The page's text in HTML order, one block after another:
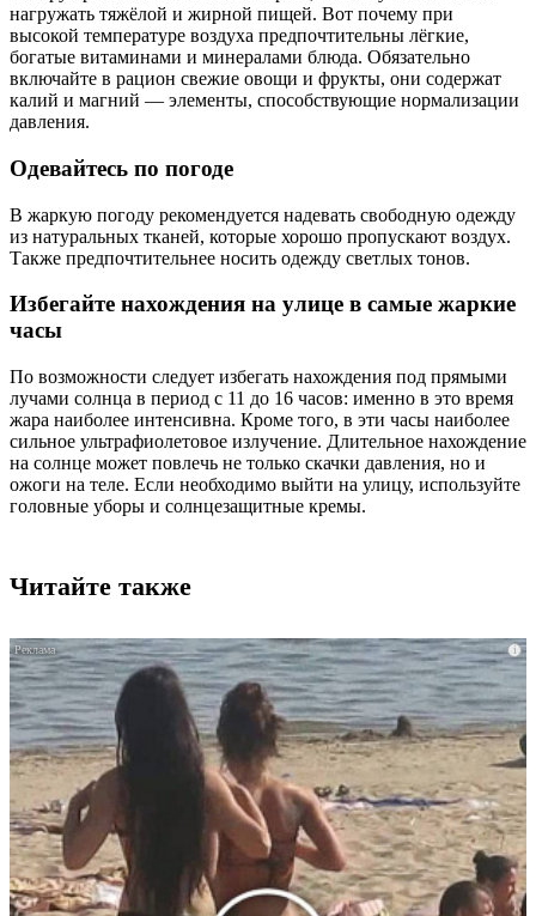
нагружать тяжёлой и жирной пищей. Вот почему при
высокой температуре воздуха предпочтительны лёгкие,
богатые витаминами и минералами блюда. Обязательно
включайте в рацион свежие овощи и фрукты, они содержат
калий и магний — элементы, способствующие нормализации
давления.
Одевайтесь по погоде
В жаркую погоду рекомендуется надевать свободную одежду
из натуральных тканей, которые хорошо пропускают воздух.
Также предпочтительнее носить одежду светлых тонов.
Избегайте нахождения на улице в самые жаркие
часы
По возможности следует избегать нахождения под прямыми
лучами солнца в период с 11 до 16 часов: именно в это время
жара наиболее интенсивна. Кроме того, в эти часы наиболее
сильное ультрафиолетовое излучение. Длительное нахождение
на солнце может повлечь не только скачки давления, но и
ожоги на теле. Если необходимо выйти на улицу, используйте
головные уборы и солнцезащитные кремы.
Читайте также
i